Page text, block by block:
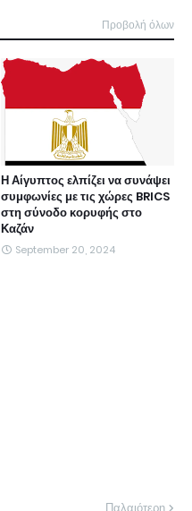
Προβολή όλων
Η Αίγυπτος ελπίζει να συνάψει
συμφωνίες με τις χώρες BRICS
στη σύνοδο κορυφής στο
Καζάν
September 20, 2024